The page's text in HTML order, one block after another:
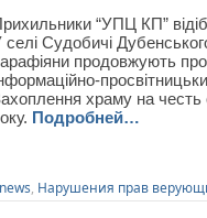
“УПЦ КП”
селі Судобичі
продовжують
храму на честь
Подробней…
news, Нарушения прав